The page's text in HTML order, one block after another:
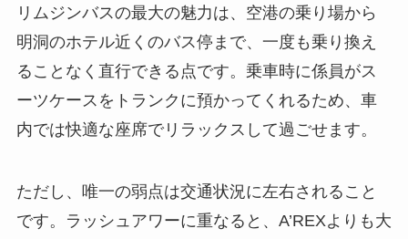
リムジンバスの最大の魅力は、空港の乗り場から
明洞のホテル近くのバス停まで、一度も乗り換え
ることなく直行できる点です。乗車時に係員がス
ーツケースをトランクに預かってくれるため、車
内では快適な座席でリラックスして過ごせます。
ただし、唯一の弱点は交通状況に左右されること
です。ラッシュアワーに重なると、A’REXよりも大